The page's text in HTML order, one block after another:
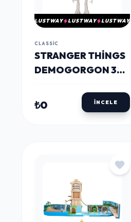
LUSTWAY LUSTWAY LUSTWAY
CLASSIC
STRANGER THINGS
DEMOGORGON 30
₺0 İNCELE